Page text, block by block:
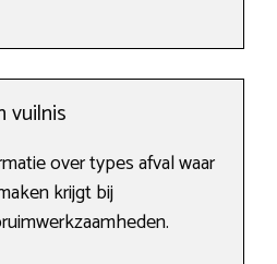
vuilnis
over types afval waar
krijgt bij